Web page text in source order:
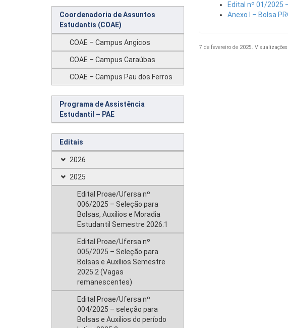
Coordenadoria de Assuntos
Estudantis (COAE)
COAE – Campus Angicos
COAE – Campus Caraúbas
COAE – Campus Pau dos Ferros
Programa de Assistência
Estudantil – PAE
Editais
2026
2025
Edital Proae/Ufersa nº
006/2025 – Seleção para
Bolsas, Auxílios e Moradia
Estudantil Semestre 2026.1
Edital Proae/Ufersa nº
005/2025 – Seleção para
Bolsas e Auxílios Semestre
2025.2 (Vagas
remanescentes)
Edital Proae/Ufersa nº
004/2025 – seleção para
Bolsas e Auxílios do período
Edital nº 01/2025
Anexo I – Bolsa
7 de fevereiro de 2025.